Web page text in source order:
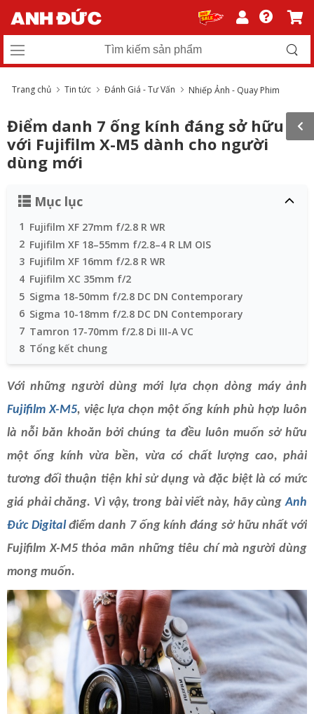
Trang chủ Tin tức Đánh Giá - Tư Vấn Nhiếp Ảnh - Quay Phim
Điểm danh 7 ống kính đáng sở hữu
với Fujifilm X-M5 dành cho người
dùng mới
Mục lục
1 Fujifilm XF 27mm f/2.8 R WR
2 Fujifilm XF 18–55mm f/2.8–4 R LM OIS
3 Fujifilm XF 16mm f/2.8 R WR
4 Fujifilm XC 35mm f/2
5 Sigma 18-50mm f/2.8 DC DN Contemporary
6 Sigma 10-18mm f/2.8 DC DN Contemporary
7 Tamron 17-70mm f/2.8 Di III-A VC
8 Tổng kết chung
Với những người dùng mới lựa chọn dòng máy ảnh
Fujifilm X-M5, việc lựa chọn một ống kính phù hợp luôn
là nỗi băn khoăn bởi chúng ta đều luôn muốn sở hữu
một ống kính vừa bền, vừa có chất lượng cao, phải
tương đối thuận tiện khi sử dụng và đặc biệt là có mức
giá phải chăng. Vì vậy, trong bài viết này, hãy cùngAnh
Đức Digitalđiểm danh 7 ống kính đáng sở hữu nhất với
Fujifilm X-M5 thỏa mãn những tiêu chí mà người dùng
mong muốn.